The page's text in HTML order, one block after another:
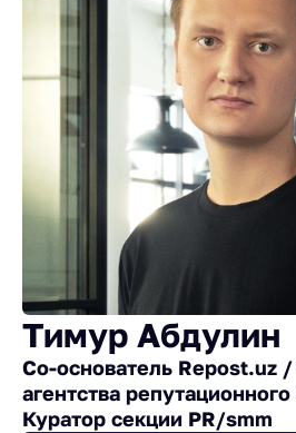
Тимур Абдулин
Со-основатель Repost.uz
агентства
Куратор секции PR/smm